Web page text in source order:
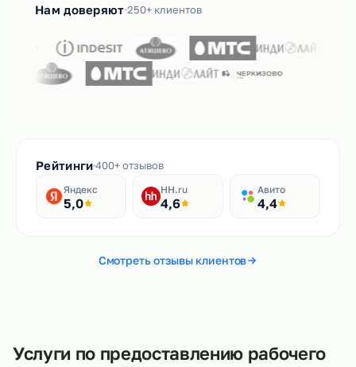
Нам доверяют 250+ клиентов
Рейтинги400+ отзывов
Яндекс
5,0
HH.ru
4,6
Авито
4,4
Смотреть отзывы клиентов
Услуги по предоставлению рабочего